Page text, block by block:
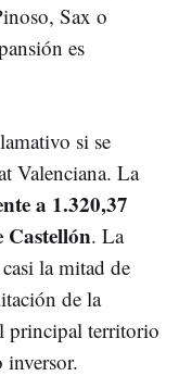
Sax o
es
si se
Valenciana. La
a 1.320,37
Castellón. La
la mitad de
de la
principal territorio
inversor.